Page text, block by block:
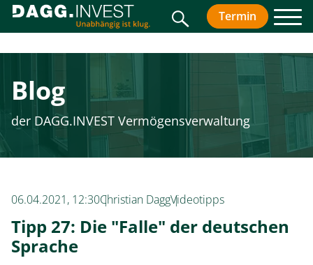
SucheTermin
Blog
der DAGG.INVEST Vermögensverwaltung
06.04.2021, 12:30Christian DaggVideotipps
Tipp 27: Die "Falle" der deutschen
Sprache